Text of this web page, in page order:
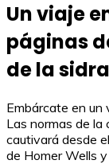
Un viaje
páginas
de la sidra
Embárcate en un
Las normas de la
cautivará desde
de Homer Wells